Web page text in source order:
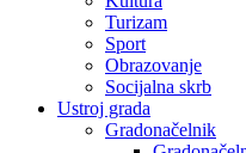
Turizam
Sport
Obrazovanje
Socijalna skrb
Ustroj grada
Gradonačelnik